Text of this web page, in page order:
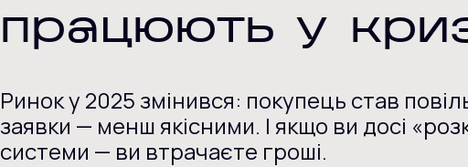
працюють у
Ринок у 2025 змінився: покупець став
заявки — менш якісними. І якщо ви досі
системи — ви втрачаєте гроші.